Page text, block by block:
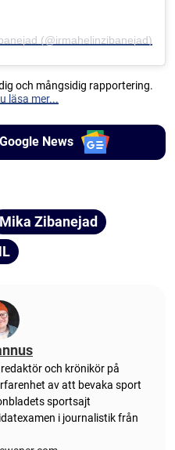
(@irmahelinzibanejad)
och mångsidig rapportering.
läsa mer...
News
Mika Zibanejad
och krönikör på
av att bevaka sport
sportsajt
i journalistik från